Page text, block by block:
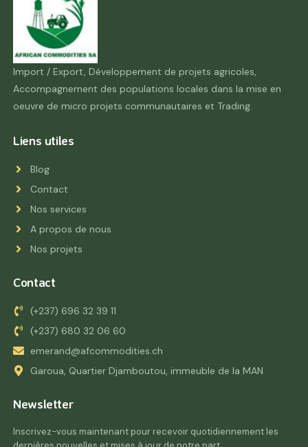
Import / Export, Développement de projets agricoles,
Accompagnement des populations locales dans la mise en
oeuvre de micro projets communautaires et Trading.
Liens utiles
Blog
Contact
Nos services
A propos de nous
Nos projets
Contact
(+237) 696 32 39 11
(+237) 680 32 06 60
emerand@afcommodities.ch
Garoua, Quartier Djamboutou, immeuble de la MAN
Newsletter
Inscrivez-vous maintenant pour recevoir quotidiennement les